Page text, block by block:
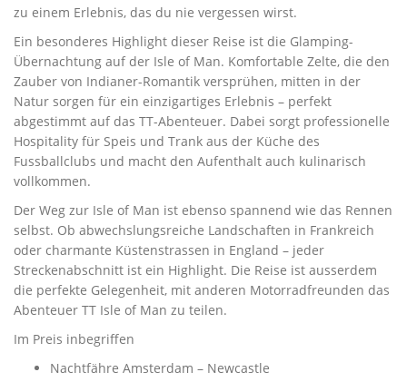
zu einem Erlebnis, das du nie vergessen wirst.
Ein besonderes Highlight dieser Reise ist die Glamping-
Übernachtung auf der Isle of Man. Komfortable Zelte, die den
Zauber von Indianer-Romantik versprühen, mitten in der
Natur sorgen für ein einzigartiges Erlebnis – perfekt
abgestimmt auf das TT-Abenteuer. Dabei sorgt professionelle
Hospitality für Speis und Trank aus der Küche des
Fussballclubs und macht den Aufenthalt auch kulinarisch
vollkommen.
Der Weg zur Isle of Man ist ebenso spannend wie das Rennen
selbst. Ob abwechslungsreiche Landschaften in Frankreich
oder charmante Küstenstrassen in England – jeder
Streckenabschnitt ist ein Highlight. Die Reise ist ausserdem
die perfekte Gelegenheit, mit anderen Motorradfreunden das
Abenteuer TT Isle of Man zu teilen.
Im Preis inbegriffen
Nachtfähre Amsterdam – Newcastle